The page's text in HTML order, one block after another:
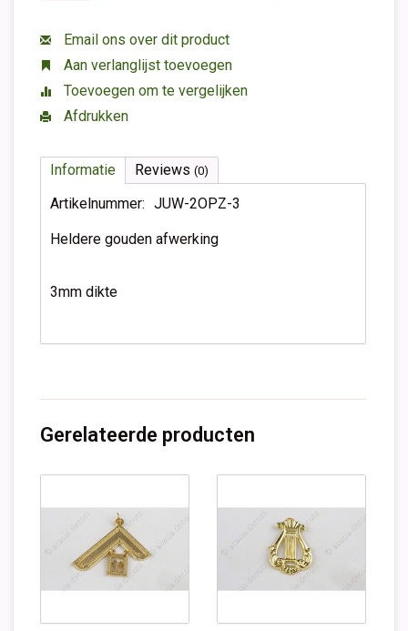
Email ons over dit product
Aan verlanglijst toevoegen
Toevoegen om te vergelijken
Afdrukken
Informatie Reviews (0)
Artikelnummer: JUW-2OPZ-3
Heldere gouden afwerking
3mm dikte
Gerelateerde producten